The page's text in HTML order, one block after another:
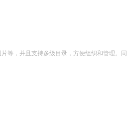
等，并且支持多级目录，方便组织和管理。